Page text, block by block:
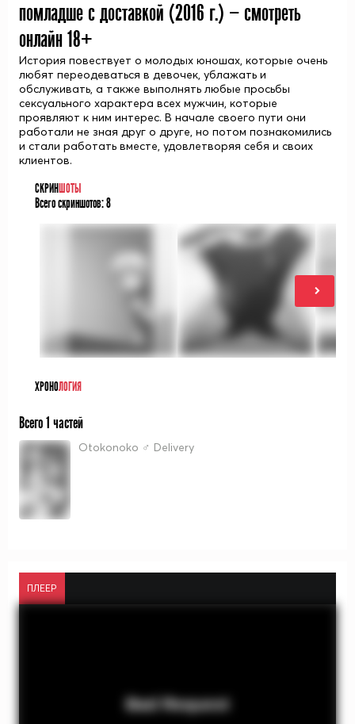
помладше с доставкой (2016 г.) — смотреть
онлайн 18+
История повествует о молодых юношах, которые очень
любят переодеваться в девочек, ублажать и
обслуживать, а также выполнять любые просьбы
сексуального характера всех мужчин, которые
проявляют к ним интерес. В начале своего пути они
работали не зная друг о друге, но потом познакомились
и стали работать вместе, удовлетворяя себя и своих
клиентов.
СКРИН ШОТЫ
Всего скриншотов:8
ХРОНОЛОГИЯ
Всего 1 частей
Otokonoko ♂ Delivery
ПЛЕЕР